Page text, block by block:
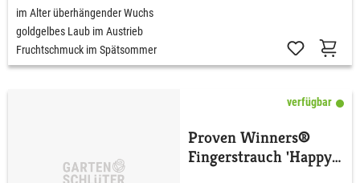
im Alter überhängender Wuchs
goldgelbes Laub im Austrieb
Fruchtschmuck im Spätsommer
verfügbar
Proven Winners®
Fingerstrauch 'Happy